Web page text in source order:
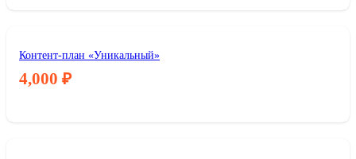
Контент-план «Уникальный»
4,000 ₽